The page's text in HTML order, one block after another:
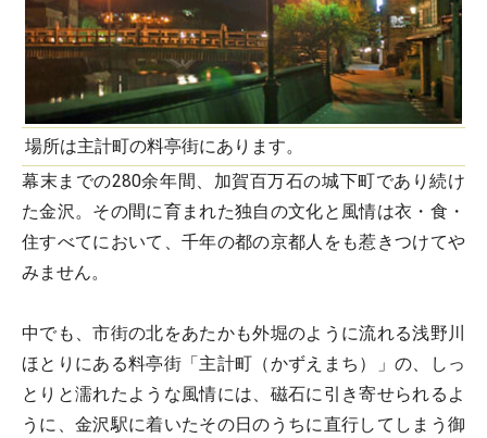
場所は主計町の料亭街にあります。
幕末までの280余年間、加賀百万石の城下町であり続け
た金沢。その間に育まれた独自の文化と風情は衣・食・
住すべてにおいて、千年の都の京都人をも惹きつけてや
みません。
中でも、市街の北をあたかも外堀のように流れる浅野川
ほとりにある料亭街「主計町（かずえまち）」の、しっ
とりと濡れたような風情には、磁石に引き寄せられるよ
うに、金沢駅に着いたその日のうちに直行してしまう御